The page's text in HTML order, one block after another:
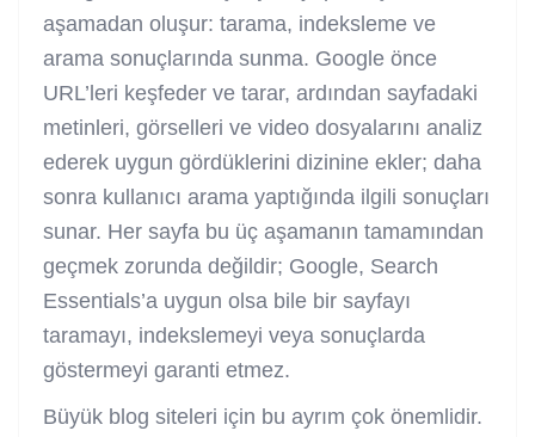
aşamadan oluşur: tarama, indeksleme ve
arama sonuçlarında sunma. Google önce
URL’leri keşfeder ve tarar, ardından sayfadaki
metinleri, görselleri ve video dosyalarını analiz
ederek uygun gördüklerini dizinine ekler; daha
sonra kullanıcı arama yaptığında ilgili sonuçları
sunar. Her sayfa bu üç aşamanın tamamından
geçmek zorunda değildir; Google, Search
Essentials’a uygun olsa bile bir sayfayı
taramayı, indekslemeyi veya sonuçlarda
göstermeyi garanti etmez.
Büyük blog siteleri için bu ayrım çok önemlidir.